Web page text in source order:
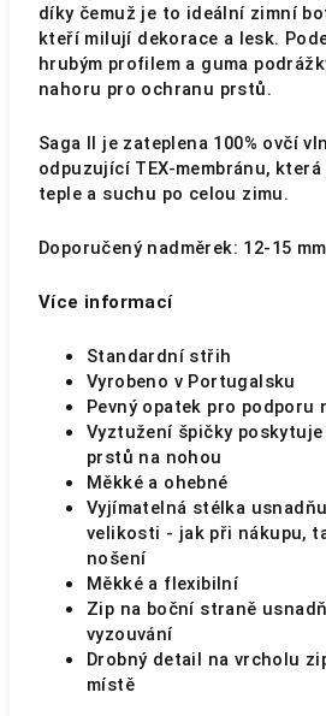
díky čemuž je to ideální zimní
kteří milují dekorace a lesk.
hrubým profilem a guma
nahoru pro ochranu prstů.
Saga II je zateplena 100% ovčí
odpuzující TEX-membránu,
teple a suchu po celou zimu.
Doporučený nadměrek: 12-15
Více informací
Standardní střih
Vyrobeno v Portugalsku
Pevný opatek pro podporu
Vyztužení špičky
prstů na nohou
Měkké a ohebné
Vyjímatelná stélka
velikosti - jak při nákupu,
nošení
Měkké a flexibilní
Zip na boční straně
vyzouvání
Drobný detail na vrcholu
místě